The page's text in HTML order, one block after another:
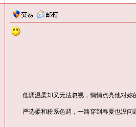
低调温柔却又无法忽视，悄悄点亮他对妳
严选柔和粉系色调，一路穿到春夏也没问